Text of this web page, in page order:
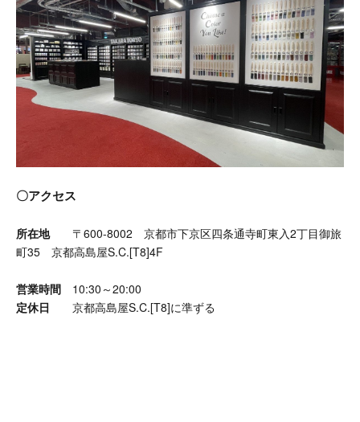
〇アクセス
所在地〒600-8002 京都市下京区四条通寺町東入2丁目御旅
町35 京都高島屋S.C.[T8]4F
営業時間 10:30～20:00
定休日 京都高島屋S.C.[T8]に準ずる